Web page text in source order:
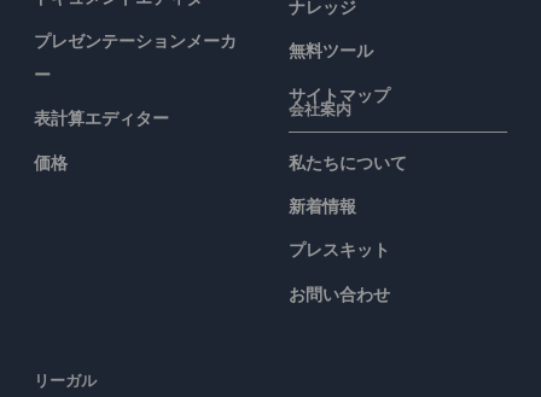
プレゼンテーションメーカ
ー
表計算エディター
価格
ナレッジ
無料ツール
サイトマップ
会社案内
私たちについて
新着情報
プレスキット
お問い合わせ
リーガル